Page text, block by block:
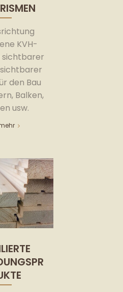
KVH-
sichtbarer
den Bau
Balken,
usw.